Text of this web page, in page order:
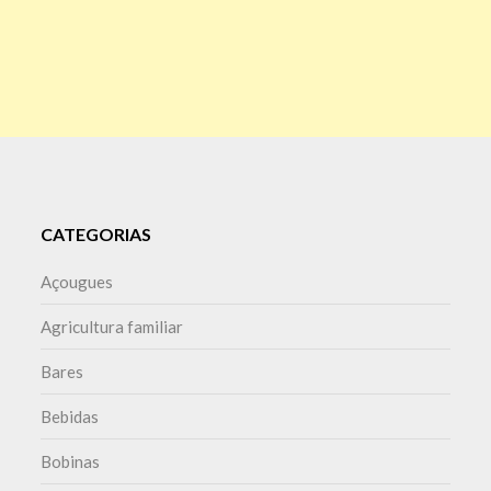
CATEGORIAS
Açougues
Agricultura familiar
Bares
Bebidas
Bobinas